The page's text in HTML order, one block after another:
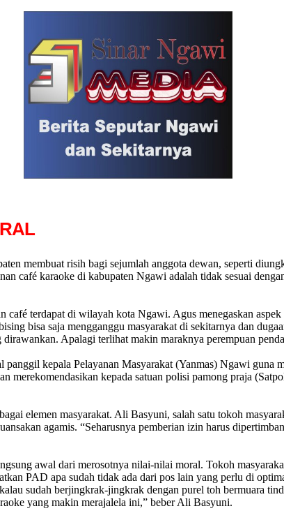
membuat risih bagi sejumlah anggota dewan, seperti
café karaoke di kabupaten Ngawi adalah tidak sesuai
café terdapat di wilayah kota Ngawi. Agus menegaskan
bisa saja mengganggu masyarakat di sekitarnya dan
Apalagi terlihat makin maraknya perempuan
kepala Pelayanan Masyarakat (Yanmas) Ngawi guna
merekomendasikan kepada satuan polisi pamong praja
elemen masyarakat. Ali Basyuni, salah satu tokoh
agamis. “Seharusnya pemberian izin harus
awal dari merosotnya nilai-nilai moral. Tokoh
PAD apa sudah tidak ada dari pos lain yang perlu di
sudah berjingkrak-jingkrak dengan purel toh bermuara
yang makin merajalela ini,” beber Ali Basyuni.